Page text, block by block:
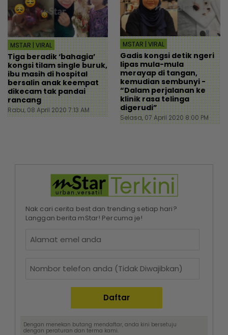
MSTAR | VIRAL
Tiga beradik ‘bahagia’
kongsi tilam single buruk,
ibu masih di hospital
bersalin anak keempat
dikecam tak pandai
rancang
Rabu, 08 April 2020 7:13 AM
MSTAR | VIRAL
Gadis kongsi detik ngeri
lipas mula-mula
merayap di tangan,
kemudian sembunyi -
“Dalam perjalanan ke
klinik rasa telinga
digerudi”
Selasa, 07 April 2020 8:00 PM
Nak cari cerita best dan trending setiap hari?
Langgan berita mStar! Percuma je!
Dengan menekan butang mendaftar, anda kini bersetuju
dengan peraturan dan terma kami.